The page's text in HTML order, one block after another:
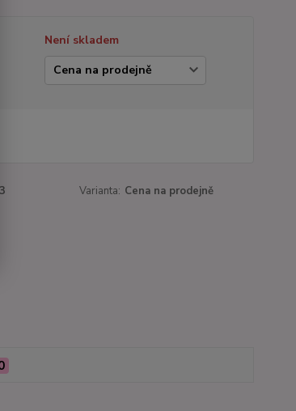
Není skladem
Varianta: Cena na prodejně